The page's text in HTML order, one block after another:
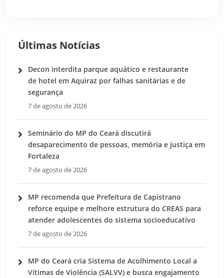
Últimas Notícias
Decon interdita parque aquático e restaurante
de hotel em Aquiraz por falhas sanitárias e de
segurança
7 de agosto de 2026
Seminário do MP do Ceará discutirá
desaparecimento de pessoas, memória e justiça em
Fortaleza
7 de agosto de 2026
MP recomenda que Prefeitura de Capistrano
reforce equipe e melhore estrutura do CREAS para
atender adolescentes do sistema socioeducativo
7 de agosto de 2026
MP do Ceará cria Sistema de Acolhimento Local a
Vítimas de Violência (SALVV) e busca engajamento